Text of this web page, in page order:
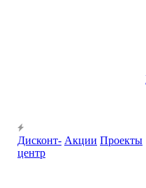
Дисконт-
центр
Акции Проекты